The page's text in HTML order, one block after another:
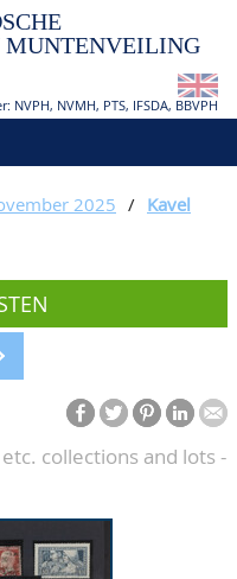
MUNTENVEILING
NVPH, NVMH, PTS, IFSDA, BBVPH
2025 / Kavel
collections and lots -